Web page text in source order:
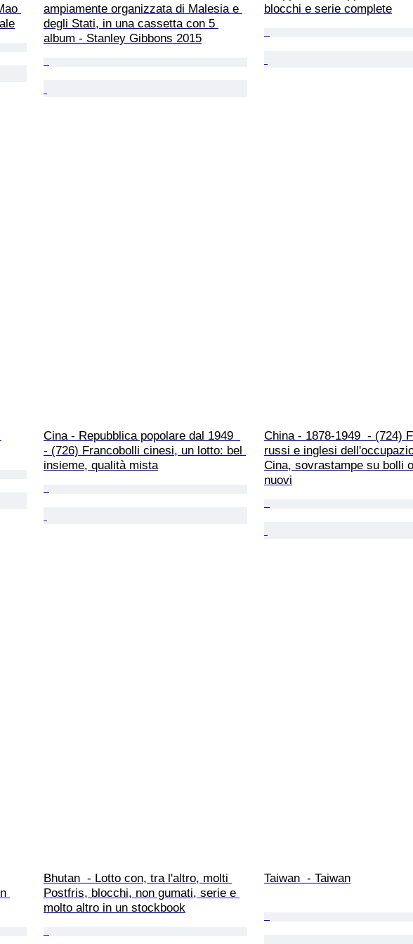
ampiamente organizzata di Malesia e
degli Stati, in una cassetta con 5
album - Stanley Gibbons 2015
blocchi e serie complete
Cina - Repubblica popolare dal 1949
- (726) Francobolli cinesi, un lotto: bel
insieme, qualità mista
China - 1878-1949  - (724)
russi e inglesi
Cina, sovrastampe su bolli
nuovi
Bhutan  - Lotto con, tra l'altro, molti
Postfris, blocchi, non gumati, serie e
molto altro in un stockbook
Taiwan  - Taiwan